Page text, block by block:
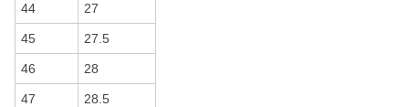
44 27
45 27.5
46 28
47 28.5